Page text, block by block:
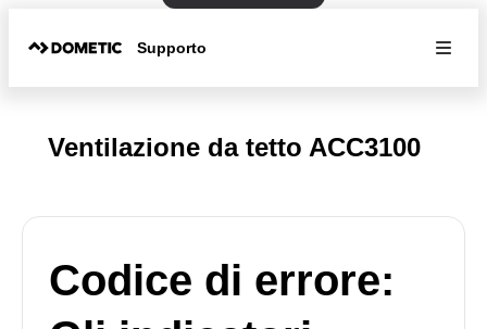
Supporto
Ventilazione da tetto ACC3100
Codice di errore: